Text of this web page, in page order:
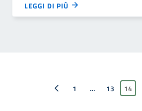
LEGGI DI PIÙ
Pagina precedente
1 … 13 14